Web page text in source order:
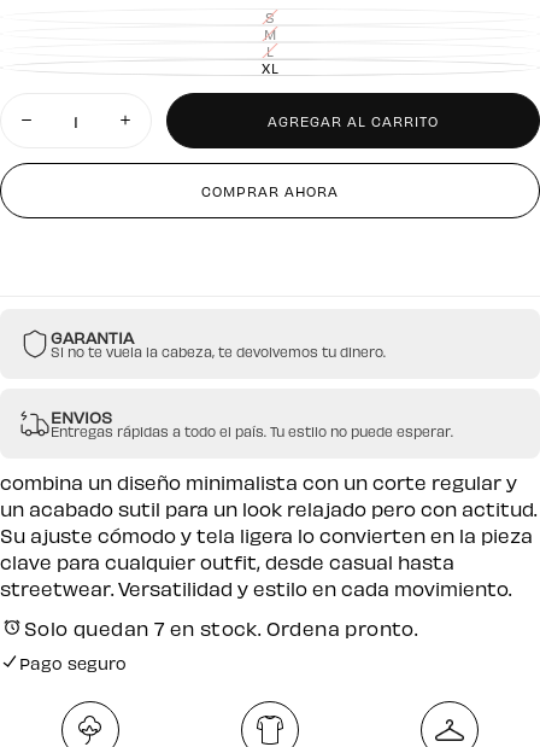
SVARIANTE
AGOTADA
O
NO
DISPONIBLE
M
VARIANTE
AGOTADA
O
NO
LVARIANTE
AGOTADA
O
NO
XLVARIANTE
O
DISPONIBLE
Disminuir
para
Negro
Aumentar
cantidad
para
Negro
AGREGAR AL CARRITO
COMPRAR AHORA
GARANTIA
Si no te vuela la cabeza, te devolvemos tu dinero.
ENVIOS
Entregas rápidas a todo el país. Tu estilo no puede esperar.
combina un diseño minimalista con un corte regular y
un acabado sutil para un look relajado pero con actitud.
Su ajuste cómodo y tela ligera lo convierten en la pieza
clave para cualquier outfit, desde casual hasta
streetwear. Versatilidad y estilo en cada movimiento.
Solo quedan 7 en stock. Ordena pronto.
Pago seguro
Pago seguro